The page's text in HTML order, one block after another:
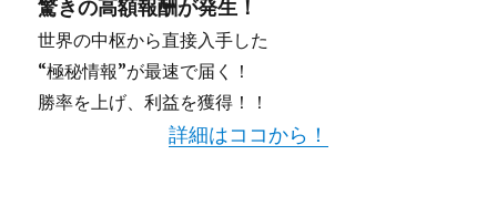
驚きの高額報酬が発生！
世界の中枢から直接入手した
“極秘情報”が最速で届く！
勝率を上げ、利益を獲得！！
詳細はココから！